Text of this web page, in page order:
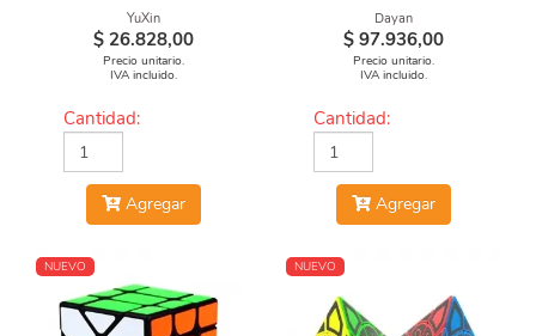
YuXin
$ 26.828,00
Precio unitario.
IVA incluido.
Cantidad:
Agregar
Dayan
$ 97.936,00
Precio unitario.
IVA incluido.
Cantidad:
Agregar
NUEVO NUEVO